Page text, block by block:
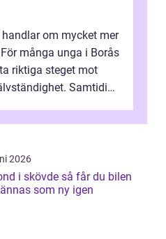
om mycket mer
många unga i Borås
riktiga steget mot
Samtidigt
2026
skövde så får du bilen
som ny igen